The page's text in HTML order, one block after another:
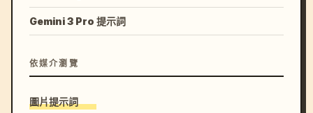
Gemini 3 Pro 提示詞
依媒介瀏覽
圖片提示詞